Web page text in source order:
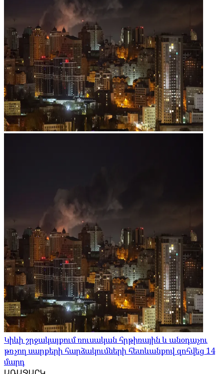
Կիևի շրջակայքում ռուսական հրթիռային և անօդաչու
թռչող սարքերի հարձակումների հետևանքով զոհվեց 14
մարդ